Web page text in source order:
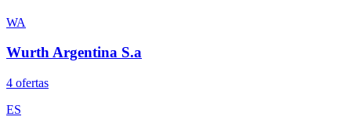
WA
Wurth Argentina S.a
4 ofertas
ES